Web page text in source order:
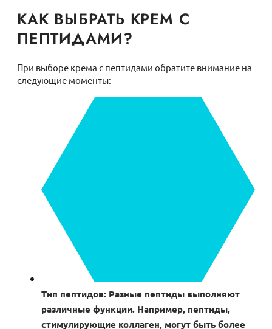
КАК ВЫБРАТЬ КРЕМ С
ПЕПТИДАМИ?
При выборе крема с пептидами обратите внимание на
следующие моменты:
Тип пептидов: Разные пептиды выполняют
различные функции. Например, пептиды,
стимулирующие коллаген, могут быть более